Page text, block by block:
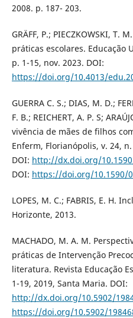
2008. p. 187- 203.
GRÄFF, P.; PIECZKOWSKI, T.
práticas escolares. Educação
p. 1-15, nov. 2023. DOI:
https://doi.org/10.4013/
GUERRA C. S.; DIAS, M. D.;
F. B.; REICHERT, A. P. S;
vivência de mães de filhos
Enferm, Florianópolis, v. 24,
DOI: http://dx.doi.org/
DOI: https://doi.org/10.1590/
LOPES, M. C.; FABRIS, E. H.
Horizonte, 2013.
MACHADO, M. A. M.
práticas de Intervenção
literatura. Revista Educação
1-19, 2019, Santa Maria. DOI:
http://dx.doi.org/10.5902/
https://doi.org/10.5902/